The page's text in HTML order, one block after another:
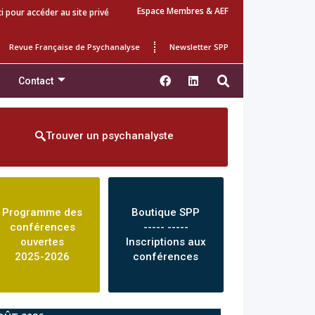
pour accéder au site privé Espace Membres & AEF
Revue Française de Psychanalyse Newsletter SPP
Contact
Trouver un psychanalyste
Programme des
conférences
ouvertes
2025-2026
Boutique SPP
----- -----
Inscriptions aux
conférences